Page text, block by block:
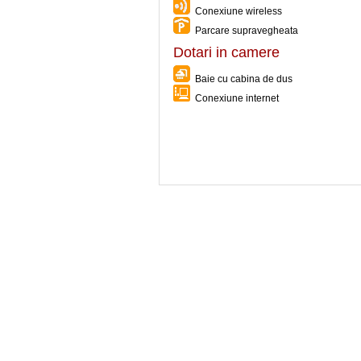
Conexiune wireless
Parcare supravegheata
Dotari in camere
Baie cu cabina de dus
Conexiune internet